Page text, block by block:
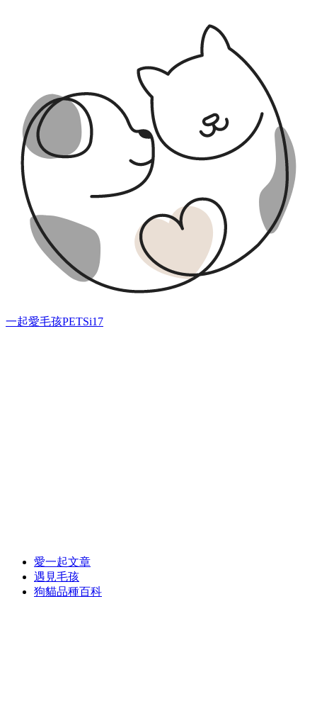
一起愛毛孩PETSi17
愛一起文章
遇見毛孩
狗貓品種百科